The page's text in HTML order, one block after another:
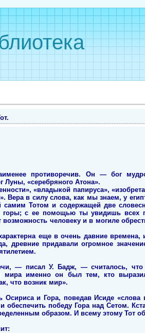
противоречив. Он — бог
Луны, «серебряного Атона».
«владыкой папируса»,
Вера в силу слова, как мы знаем, у
самим Тотом и содержащей две
с ее помощью ты увидишь всех
возможность человеку и в могиле
еще в очень давние времена,
древние придавали огромное
— писал У. Бадж, — считалось,
мира именно он был тем, кто
что возник мир».
и Гора, поведав Исиде «слова
обеспечить победу Гора над Сетом.
образом. И всему этому Тот